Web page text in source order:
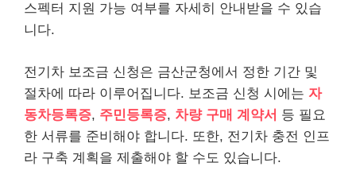
스펙터 지원 가능 여부를 자세히 안내받을 수 있습
니다.
전기차 보조금 신청은 금산군청에서 정한 기간 및
절차에 따라 이루어집니다. 보조금 신청 시에는 자
동차등록증, 주민등록증, 차량 구매 계약서 등 필요
한 서류를 준비해야 합니다. 또한, 전기차 충전 인프
라 구축 계획을 제출해야 할 수도 있습니다.